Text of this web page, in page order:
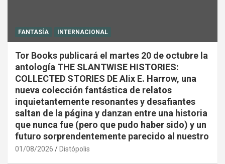
FANTASÍA INTERNACIONAL
Tor Books publicará el martes 20 de octubre la
antología THE SLANTWISE HISTORIES:
COLLECTED STORIES DE Alix E. Harrow, una
nueva colección fantástica de relatos
inquietantemente resonantes y desafiantes
saltan de la página y danzan entre una historia
que nunca fue (pero que pudo haber sido) y un
futuro sorprendentemente parecido al nuestro
01/08/2026 Distópolis